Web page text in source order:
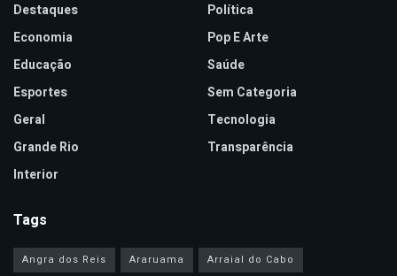
Destaques
Economia
Educação
Esportes
Geral
Grande Rio
Interior
Política
Pop E Arte
Saúde
Sem Categoria
Tecnologia
Transparência
Tags
Angra dos Reis Araruama
Arraial do Cabo